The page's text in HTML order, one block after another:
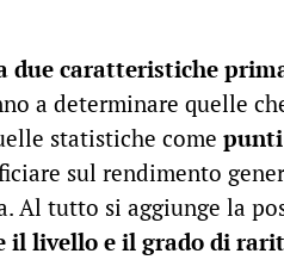
due caratteristiche
a determinare quelle
statistiche come
sul rendimento
Al tutto si aggiunge la
il livello e il grado di